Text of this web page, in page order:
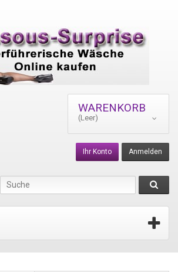
WARENKORB
(Leer)
Anmelden
Ihr Konto